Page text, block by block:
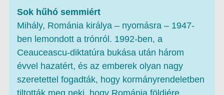
Sok hűhó semmiért
Mihály, Románia királya – nyomásra – 1947-
ben lemondott a trónról. 1992-ben, a
Ceauceascu-diktatúra bukása után három
évvel hazatért, és az emberek olyan nagy
szeretettel fogadták, hogy kormányrendeletben
tiltották meg neki, hogy Románia földjére